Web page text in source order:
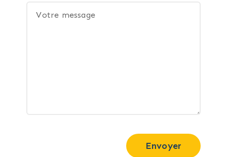
Envoyer